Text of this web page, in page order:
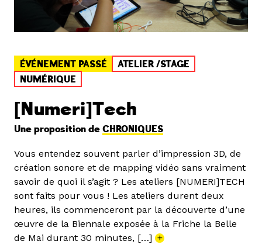
ÉVÉNEMENT PASSÉ
ATELIER /STAGE
NUMÉRIQUE
[Numeri]Tech
Une proposition de CHRONIQUES
Vous entendez souvent parler d’impression 3D, de
création sonore et de mapping vidéo sans vraiment
savoir de quoi il s’agit ? Les ateliers [NUMERI]TECH
sont faits pour vous ! Les ateliers durent deux
heures, ils commenceront par la découverte d’une
œuvre de la Biennale exposée à la Friche la Belle
de Mai durant 30 minutes, […] +